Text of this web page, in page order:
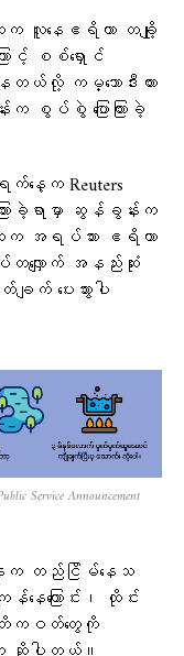
က လူနေဧရိယာ တချို့
ာင့် စစ်ရှောင်
လို့ ကမ္ဘောဒီးယား
စွပ်စွဲ ပြောကြားခဲ့
ေ့က Reuters
းခဲ့ရာမှာ ဆွန်ခွန်းက
က အရပ်သား ဧရိယာ
တလျှောက် အနည်းဆုံး
ချက် ပေးသွားပါ
Service Announcement
တည်ငြိမ်နေသ
ေကြောင်း၊ ထိုင်း
ကဝတ်တွေကို